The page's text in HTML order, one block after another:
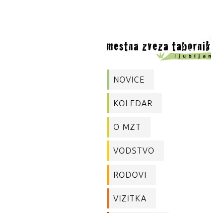
NOVICE
KOLEDAR
O MZT
VODSTVO
RODOVI
VIZITKA